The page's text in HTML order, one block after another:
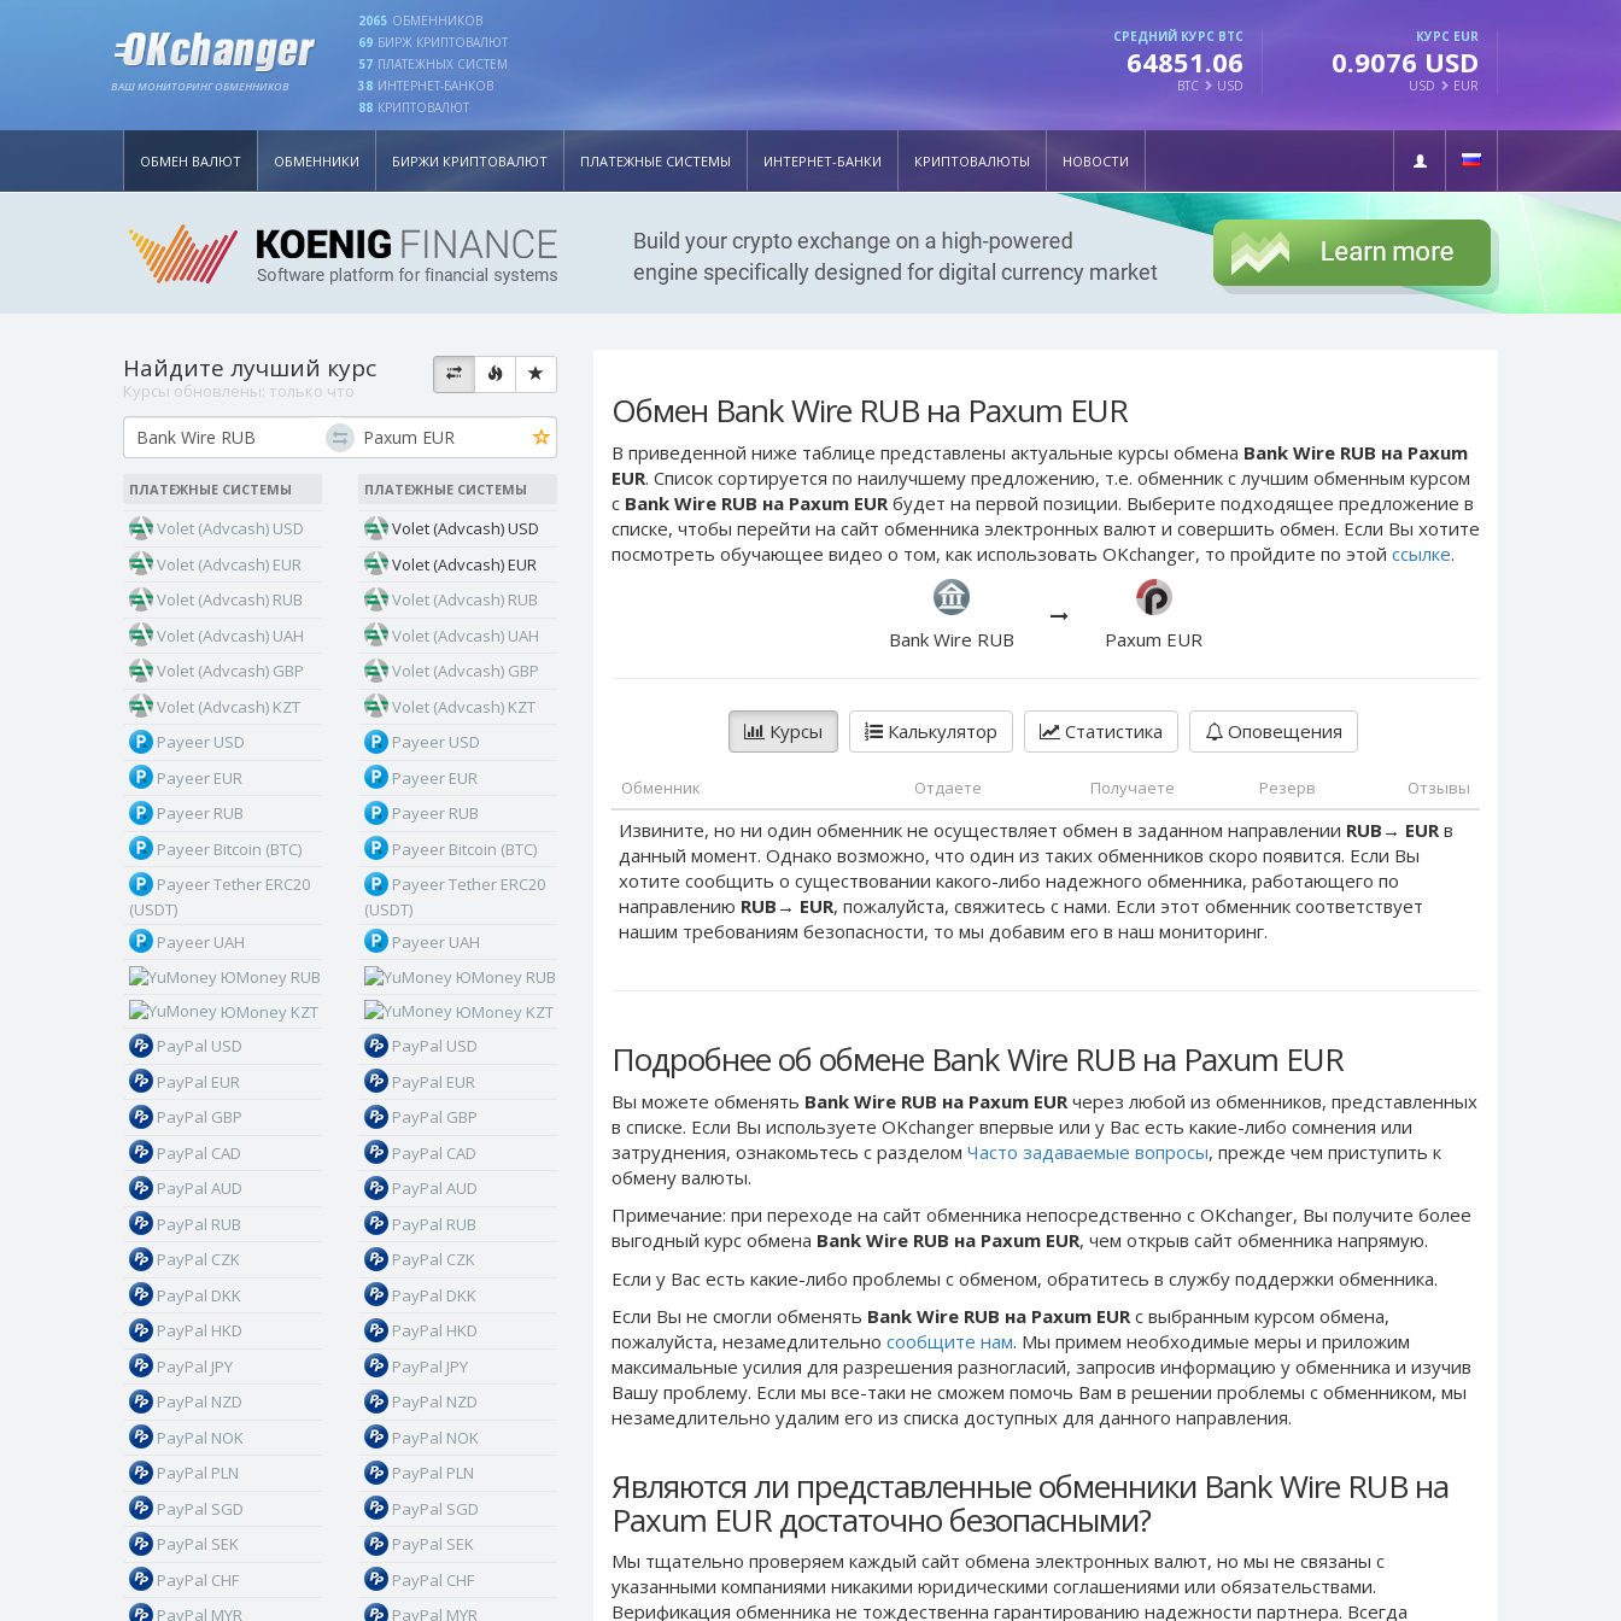
ВАШ МОНИТОРИНГ ОБМЕННИКОВ
2065 ОБМЕННИКОВ
69 БИРЖ КРИПТОВАЛЮТ
57 ПЛАТЕЖНЫХ СИСТЕМ
38 ИНТЕРНЕТ-БАНКОВ
88 КРИПТОВАЛЮТ
СРЕДНИЙ КУРС BTC
64851.06
BTC USD
КУРС EUR
0.9076 USD
USD EUR
ОБМЕН ВАЛЮТ ОБМЕННИКИ БИРЖИ КРИПТОВАЛЮТ ПЛАТЕЖНЫЕ СИСТЕМЫ ИНТЕРНЕТ-БАНКИ КРИПТОВАЛЮТЫ НОВОСТИ
Обмен Bank Wire RUB на Paxum EUR
В приведенной ниже таблице представлены актуальные курсы обмена Bank Wire RUB на Paxum
EUR. Список сортируется по наилучшему предложению, т.е. обменник с лучшим обменным курсом
с Bank Wire RUB на Paxum EUR будет на первой позиции. Выберите подходящее предложение в
списке, чтобы перейти на сайт обменника электронных валют и совершить обмен. Если Вы хотите
посмотреть обучающее видео о том, как использовать OKchanger, то пройдите по этой ссылке.
Bank Wire RUB Paxum EUR
Курсы Калькулятор Статистика Оповещения
Обменник Отдаете Получаете Резерв Отзывы
Извините, но ни один обменник не осуществляет обмен в заданном направлении RUB → EURв
данный момент. Однако возможно, что один из таких обменников скоро появится. Если Вы
хотите сообщить о существовании какого-либо надежного обменника, работающего по
направлению RUB → EUR, пожалуйста, свяжитесь с нами. Если этот обменник соответствует
нашим требованиям безопасности, то мы добавим его в наш мониторинг.
Подробнее об обмене Bank Wire RUB на Paxum EUR
Вы можете обменять Bank Wire RUB на Paxum EUR через любой из обменников, представленных
в списке. Если Вы используете OKchanger впервые или у Вас есть какие-либо сомнения или
затруднения, ознакомьтесь с разделом Часто задаваемые вопросы, прежде чем приступить к
обмену валюты.
Примечание: при переходе на сайт обменника непосредственно c OKchanger, Вы получите более
выгодный курс обмена Bank Wire RUB на Paxum EUR, чем открыв сайт обменника напрямую.
Если у Вас есть какие-либо проблемы с обменом, обратитесь в службу поддержки обменника.
Если Вы не смогли обменять Bank Wire RUB на Paxum EURс выбранным курсом обмена,
пожалуйста, незамедлительно сообщите нам. Мы примем необходимые меры и приложим
максимальные усилия для разрешения разногласий, запросив информацию у обменника и изучив
Вашу проблему. Если мы все-таки не сможем помочь Вам в решении проблемы c обменником, мы
незамедлительно удалим его из списка доступных для данного направления.
Являются ли представленные обменники Bank Wire RUB на
Paxum EUR достаточно безопасными?
Мы тщательно проверяем каждый сайт обмена электронных валют, но мы не связаны c
указанными компаниями никакими юридическими соглашениями или обязательствами.
Верификация обменника не тождественна гарантированию надежности партнера. Всегда
Найдите лучший курс
Курсы обновлены: только что
ПЛАТЕЖНЫЕ СИСТЕМЫ
Volet (Advcash) USD
Volet (Advcash) EUR
Volet (Advcash) RUB
Volet (Advcash) UAH
Volet (Advcash) GBP
Volet (Advcash) KZT
Payeer USD
Payeer EUR
Payeer RUB
Payeer Bitcoin (BTC)
Payeer Tether ERC20
(USDT)
Payeer UAH
ЮMoney RUB
ЮMoney KZT
PayPal USD
PayPal EUR
PayPal GBP
PayPal CAD
PayPal AUD
PayPal RUB
PayPal CZK
PayPal DKK
PayPal HKD
PayPal JPY
PayPal NZD
PayPal NOK
PayPal PLN
PayPal SGD
PayPal SEK
PayPal CHF
PayPal MYR
ПЛАТЕЖНЫЕ СИСТЕМЫ
Volet (Advcash) USD
Volet (Advcash) EUR
Volet (Advcash) RUB
Volet (Advcash) UAH
Volet (Advcash) GBP
Volet (Advcash) KZT
Payeer USD
Payeer EUR
Payeer RUB
Payeer Bitcoin (BTC)
Payeer Tether ERC20
(USDT)
Payeer UAH
ЮMoney RUB
ЮMoney KZT
PayPal USD
PayPal EUR
PayPal GBP
PayPal CAD
PayPal AUD
PayPal RUB
PayPal CZK
PayPal DKK
PayPal HKD
PayPal JPY
PayPal NZD
PayPal NOK
PayPal PLN
PayPal SGD
PayPal SEK
PayPal CHF
PayPal MYR